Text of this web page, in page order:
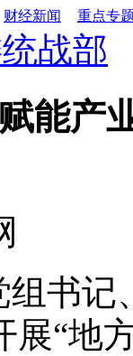
财经新闻 重点专
战部
能
书记
展“地